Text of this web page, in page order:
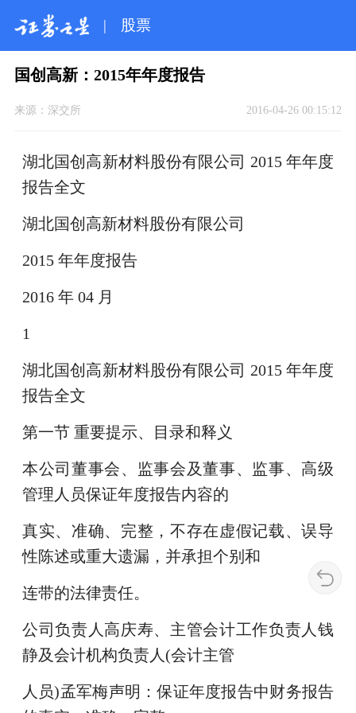
| 股票
国创高新：2015年年度报告
来源： 深交所 2016-04-26 00:15:12
湖北国创高新材料股份有限公司 2015 年年度
报告全文
湖北国创高新材料股份有限公司
2015 年年度报告
2016 年 04 月
1
湖北国创高新材料股份有限公司 2015 年年度
报告全文
第一节 重要提示、目录和释义
本公司董事会、监事会及董事、监事、高级
管理人员保证年度报告内容的
真实、准确、完整，不存在虚假记载、误导
性陈述或重大遗漏，并承担个别和
连带的法律责任。
公司负责人高庆寿、主管会计工作负责人钱
静及会计机构负责人(会计主管
人员)孟军梅声明：保证年度报告中财务报告